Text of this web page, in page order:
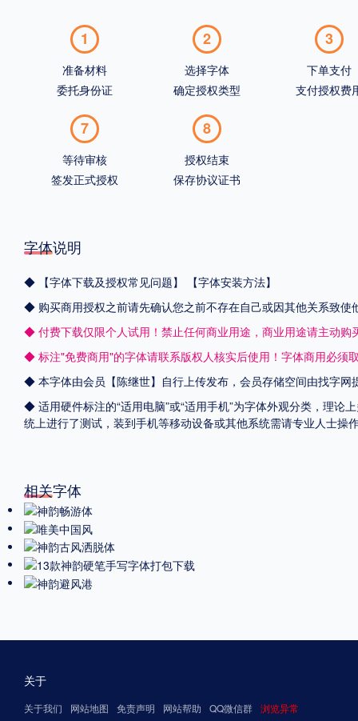
1
准备材料
委托身份证
2
选择字体
确定授权类型
3
下单支付
支付授权费
7
等待审核
签发正式授权
8
授权结束
保存协议证书
字体说明
◆ 【字体下载及授权常见问题】
【字体安装方法】
◆ 购买商用授权之前请先确认您之前不存在自己或因其他关系致使
◆ 付费下载仅限个人试用！禁止任何商业用途，商业用途请主动购
◆ 标注"免费商用"的字体请联系版权人核实后使用！字体商用必须
◆ 本字体由会员【陈继世】自行上传发布，会员存储空间由找字
◆ 适用硬件标注的“适用电脑”或“适用手机”为字体外观分类，理论
统上进行了测试，装到手机等移动设备或其他系统需请专业人士
相关字体
关于
关于我们 网站地图 免责声明 网站帮助 QQ微信群 浏览异常